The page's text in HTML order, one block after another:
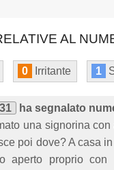
AL
0 Irritante 1
ha segnalato
una signorina
poi dove? A casa
aperto proprio con